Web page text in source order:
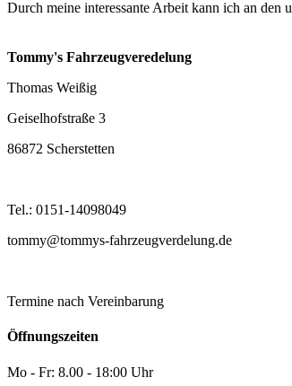
Durch meine interessante Arbeit kann ich an
Tommy's Fahrzeugveredelung
Thomas Weißig
Geiselhofstraße 3
86872 Scherstetten
Tel.: 0151-14098049
tommy@tommys-fahrzeugverdelung.de
Termine nach Vereinbarung
Öffnungszeiten
Mo - Fr: 8.00 - 18:00 Uhr